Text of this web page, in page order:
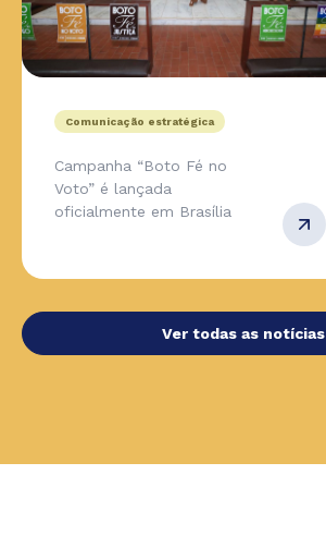
Comunicação estratégica
Campanha “Boto Fé no
Voto” é lançada
oficialmente em Brasília
Ver todas as notícias